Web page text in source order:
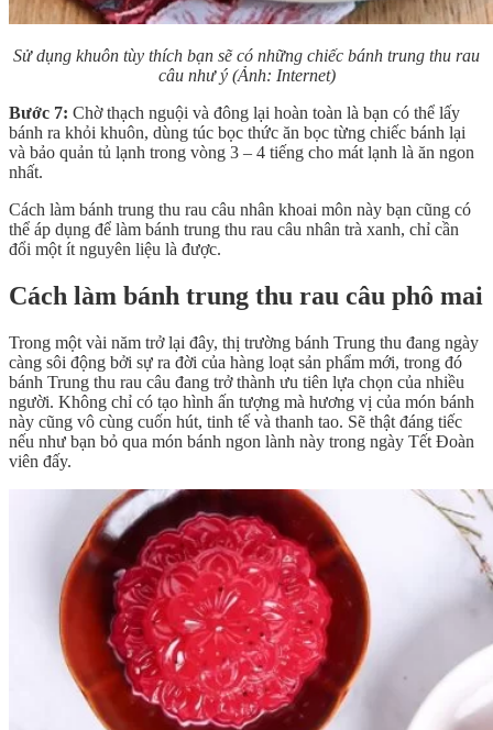
Sử dụng khuôn tùy thích bạn sẽ có những chiếc bánh trung thu rau
câu như ý (Ảnh: Internet)
Bước 7: Chờ thạch nguội và đông lại hoàn toàn là bạn có thể lấy
bánh ra khỏi khuôn, dùng túc bọc thức ăn bọc từng chiếc bánh lại
và bảo quản tủ lạnh trong vòng 3 – 4 tiếng cho mát lạnh là ăn ngon
nhất.
Cách làm bánh trung thu rau câu nhân khoai môn này bạn cũng có
thể áp dụng để làm bánh trung thu rau câu nhân trà xanh, chỉ cần
đổi một ít nguyên liệu là được.
Cách làm bánh trung thu rau câu phô mai
Trong một vài năm trở lại đây, thị trường bánh Trung thu đang ngày
càng sôi động bởi sự ra đời của hàng loạt sản phẩm mới, trong đó
bánh Trung thu rau câu đang trở thành ưu tiên lựa chọn của nhiều
người. Không chỉ có tạo hình ấn tượng mà hương vị của món bánh
này cũng vô cùng cuốn hút, tinh tế và thanh tao. Sẽ thật đáng tiếc
nếu như bạn bỏ qua món bánh ngon lành này trong ngày Tết Đoàn
viên đấy.